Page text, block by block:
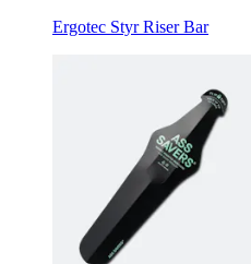
Ergotec Styr Riser Bar